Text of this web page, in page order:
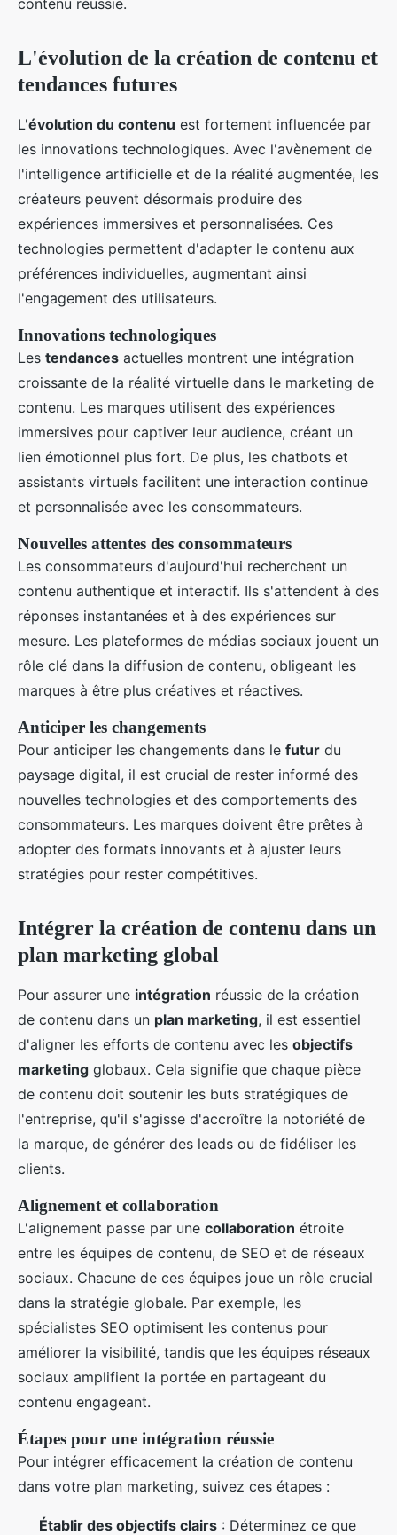
L'évolution de la création de contenu et
tendances futures
L'évolution du contenu est fortement influencée par
les innovations technologiques. Avec l'avènement de
l'intelligence artificielle et de la réalité augmentée, les
créateurs peuvent désormais produire des
expériences immersives et personnalisées. Ces
technologies permettent d'adapter le contenu aux
préférences individuelles, augmentant ainsi
l'engagement des utilisateurs.
Innovations technologiques
Les tendances actuelles montrent une intégration
croissante de la réalité virtuelle dans le marketing de
contenu. Les marques utilisent des expériences
immersives pour captiver leur audience, créant un
lien émotionnel plus fort. De plus, les chatbots et
assistants virtuels facilitent une interaction continue
et personnalisée avec les consommateurs.
Nouvelles attentes des consommateurs
Les consommateurs d'aujourd'hui recherchent un
contenu authentique et interactif. Ils s'attendent à des
réponses instantanées et à des expériences sur
mesure. Les plateformes de médias sociaux jouent un
rôle clé dans la diffusion de contenu, obligeant les
marques à être plus créatives et réactives.
Anticiper les changements
Pour anticiper les changements dans le futur du
paysage digital, il est crucial de rester informé des
nouvelles technologies et des comportements des
consommateurs. Les marques doivent être prêtes à
adopter des formats innovants et à ajuster leurs
stratégies pour rester compétitives.
Intégrer la création de contenu dans un
plan marketing global
Pour assurer une intégration réussie de la création
de contenu dans un plan marketing, il est essentiel
d'aligner les efforts de contenu avec les objectifs
marketing globaux. Cela signifie que chaque pièce
de contenu doit soutenir les buts stratégiques de
l'entreprise, qu'il s'agisse d'accroître la notoriété de
la marque, de générer des leads ou de fidéliser les
clients.
Alignement et collaboration
L'alignement passe par une collaboration étroite
entre les équipes de contenu, de SEO et de réseaux
sociaux. Chacune de ces équipes joue un rôle crucial
dans la stratégie globale. Par exemple, les
spécialistes SEO optimisent les contenus pour
améliorer la visibilité, tandis que les équipes réseaux
sociaux amplifient la portée en partageant du
contenu engageant.
Étapes pour une intégration réussie
Pour intégrer efficacement la création de contenu
dans votre plan marketing, suivez ces étapes :
Établir des objectifs clairs : Déterminez ce que